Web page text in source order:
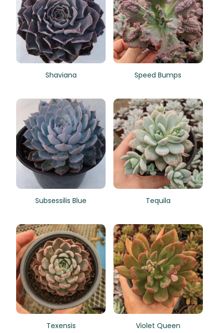
Shaviana Speed Bumps
Subsessilis Blue Tequila
Texensis Violet Queen